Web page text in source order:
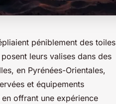
péniblement des toiles
leurs valises dans des
en Pyrénées-Orientales,
et équipements
offrant une expérience